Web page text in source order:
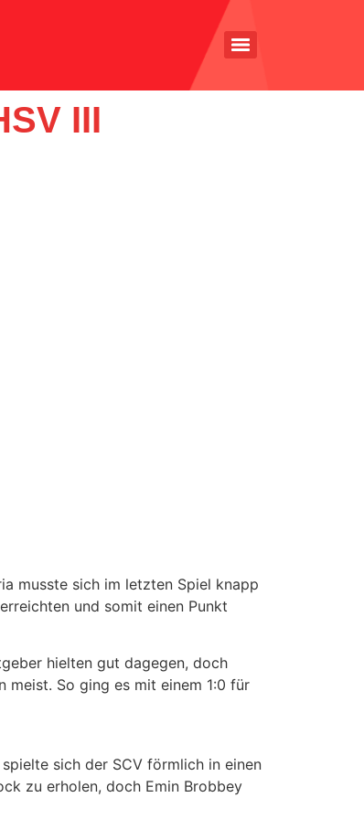
III
musste sich im letzten Spiel knapp
und somit einen Punkt
hielten gut dagegen, doch
meist. So ging es mit einem 1:0 für
sich der SCV förmlich in einen
zu erholen, doch Emin Brobbey